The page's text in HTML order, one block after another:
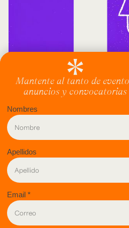
Encuentro Humanidades
genealogías, conocimiento
crean.18 AUG 2026.
evento